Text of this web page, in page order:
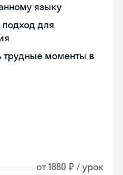
языку
подход для
трудные моменты в
от 1880 ₽ / урок